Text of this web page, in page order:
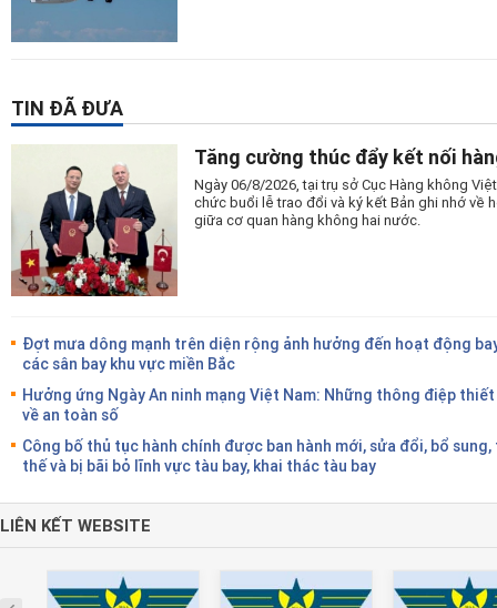
TIN ĐÃ ĐƯA
Tăng cường thúc đẩy kết nối
Ngày 06/8/2026, tại trụ sở Cục Hàng không
chức buổi lễ trao đổi và ký kết Bản ghi nhớ về
giữa cơ quan hàng không hai nước.
Đợt mưa dông mạnh trên diện rộng ảnh hưởng đến hoạt động
các sân bay khu vực miền Bắc
Hưởng ứng Ngày An ninh mạng Việt Nam: Những thông điệp
về an toàn số
Công bố thủ tục hành chính được ban hành mới, sửa đổi, bổ sung,
thế và bị bãi bỏ lĩnh vực tàu bay, khai thác tàu bay
LIÊN KẾT WEBSITE